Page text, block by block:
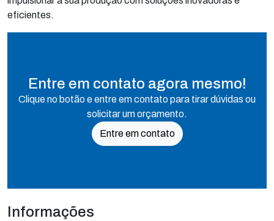
eficientes.
Entre em contato agora mesmo!
Clique no botão e entre em contato para tirar dúvidas ou
solicitar um orçamento.
Entre em contato
Informações